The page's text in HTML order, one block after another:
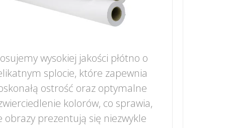
wysokiej jakości płótno o
splocie, które zapewnia
ostrość oraz optymalne
kolorów, co sprawia,
obrazy prezentują się niezwykle